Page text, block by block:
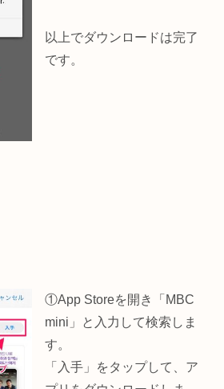
以上でダウンロードは完了
です。
①App Storeを開き「MBC
mini」と入力して検索しま
す。
「入手」をタップして、ア